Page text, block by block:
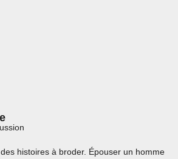
histoires à broder. Épouser un homme